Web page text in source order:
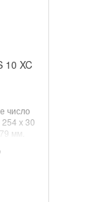
10 XC
число
254 х 30
79 мм.